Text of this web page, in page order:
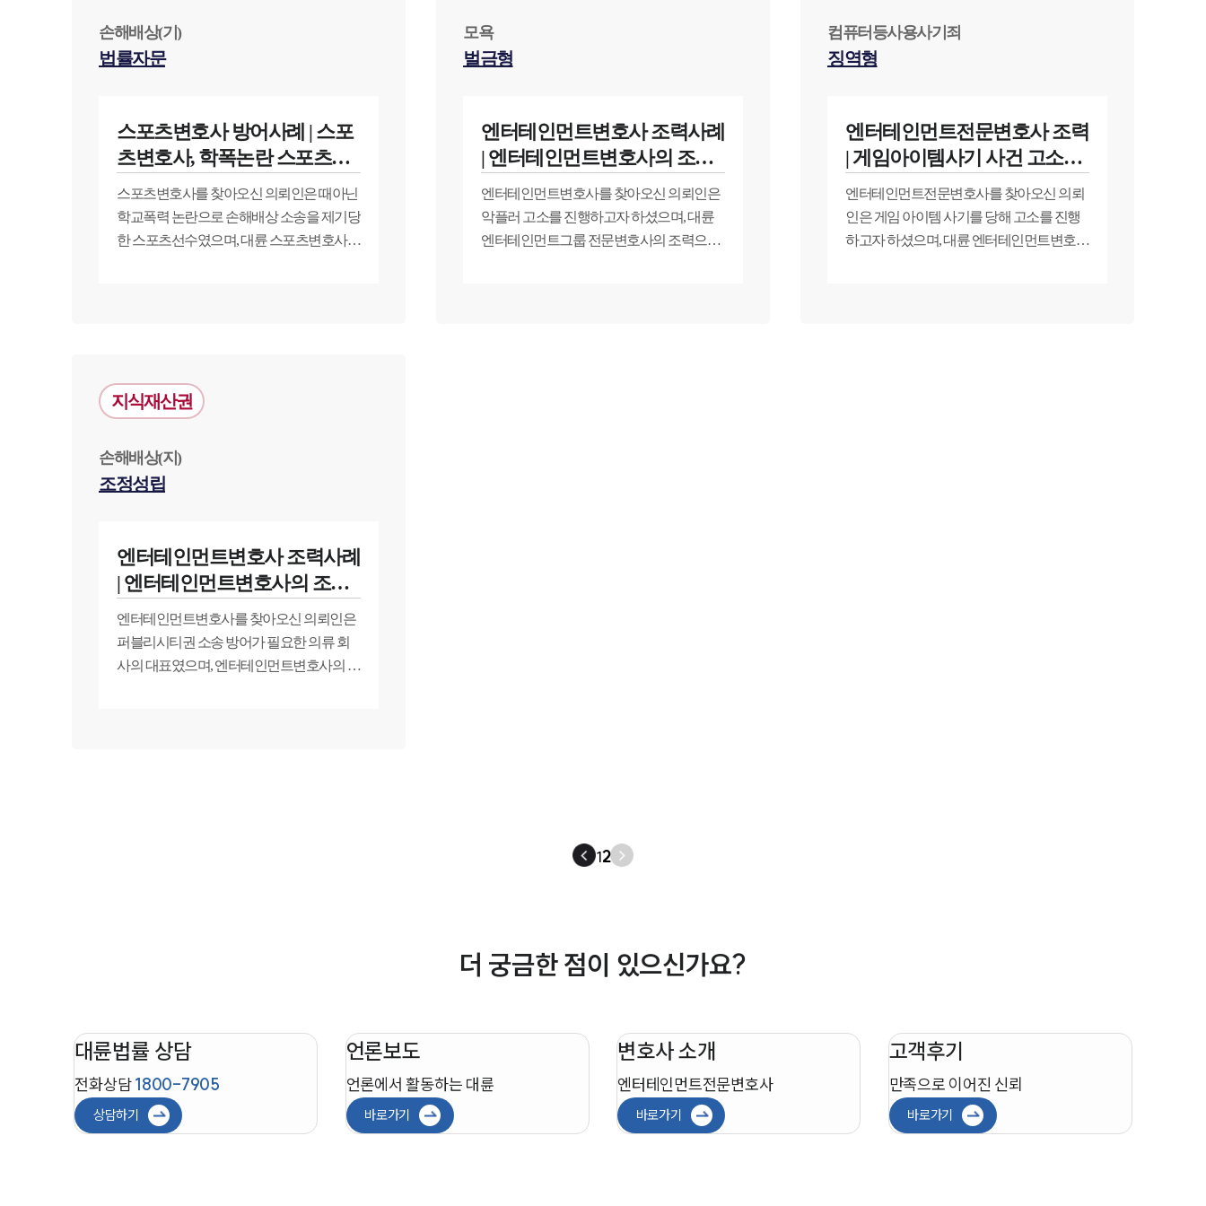
법률정보
업무분야
스포츠엔터테인먼트그룹 업무
전체
인재채용
손해배상(기)
법률자문
스포츠변호사 방어사례 | 스포
츠변호사, 학폭논란 스포츠선
수 손해배상 소송 방어
스포츠변호사를 찾아오신 의뢰인은 때아닌
학교폭력 논란으로 손해배상 소송을 제기당
한 스포츠선수였으며, 대륜 스포츠변호사의
모욕
벌금형
엔터테인먼트변호사 조력사례
| 엔터테인먼트변호사의 조력
으로 악플러 벌금형 처벌 성공
엔터테인먼트변호사를 찾아오신 의뢰인은
악플러 고소를 진행하고자 하셨으며, 대륜
엔터테인먼트그룹 전문변호사의 조력으로
컴퓨터등사용사기죄
징역형
엔터테인먼트전문변호사 조력
| 게임아이템사기 사건 고소대
리로 피고인 처벌 성공
엔터테인먼트전문변호사를 찾아오신 의뢰
인은 게임 아이템 사기를 당해 고소를 진행
하고자 하셨으며, 대륜 엔터테인먼트변호사
지식재산권
손해배상(지)
조정성립
엔터테인먼트변호사 조력사례
| 엔터테인먼트변호사의 조력
으로 퍼블리시티권 소송 조정
성립
엔터테인먼트변호사를 찾아오신 의뢰인은
퍼블리시티권 소송 방어가 필요한 의류 회
사의 대표였으며, 엔터테인먼트변호사의 조
12
더 궁금한 점이 있으신가요?
대륜법률 상담
전화상담1800-7905
상담하기
언론보도
언론에서 활동하는 대륜
바로가기
변호사 소개
엔터테인먼트전문변호사
바로가기
고객후기
만족으로 이어진 신뢰
바로가기